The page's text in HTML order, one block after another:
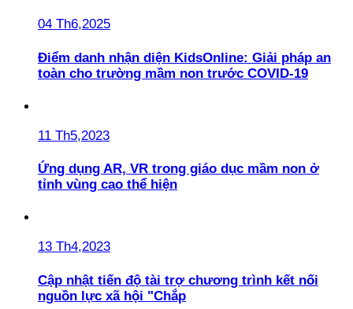
04 Th6,2025
Điểm danh nhận diện KidsOnline: Giải pháp an
toàn cho trường mầm non trước COVID-19
11 Th5,2023
Ứng dụng AR, VR trong giáo dục mầm non ở
tỉnh vùng cao thể hiện
13 Th4,2023
Cập nhật tiến độ tài trợ chương trình kết nối
nguồn lực xã hội "Chắp